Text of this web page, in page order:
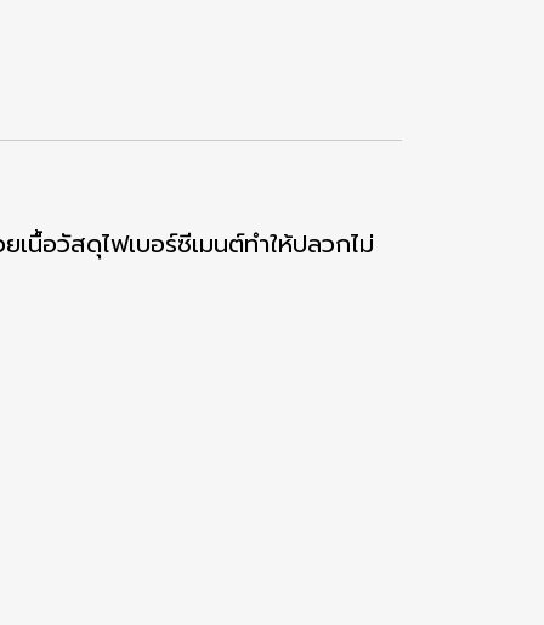
นื้อวัสดุไฟเบอร์ซีเมนต์ทำให้ปลวกไม่